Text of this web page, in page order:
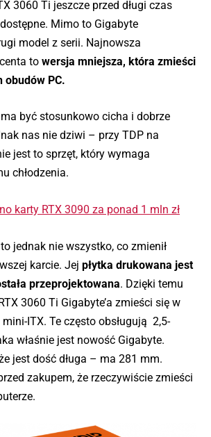
3060 Ti jeszcze przed długi czas
Mimo to Gigabyte
model z serii. Najnowsza
to wersja mniejsza, która zmieści
obudów PC.
być stosunkowo cicha i dobrze
nas nie dziwi – przy TDP na
jest to sprzęt, który wymaga
chłodzenia.
karty RTX 3090 za ponad 1 mln zł
jednak nie wszystko, co zmienił
karcie. Jej płytka drukowana jest
przeprojektowana. Dzięki temu
3060 Ti Gigabyte’a zmieści się w
ITX. Te często obsługują 2,5-
właśnie jest nowość Gigabyte.
jest dość długa – ma 281 mm.
zakupem, że rzeczywiście zmieści